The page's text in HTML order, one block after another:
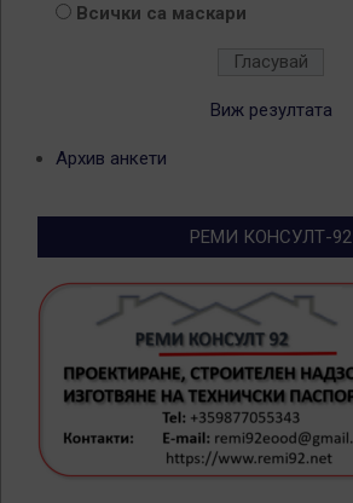
Всички са маскари
Виж резултата
Архив анкети
РЕМИ КОНСУЛТ-92